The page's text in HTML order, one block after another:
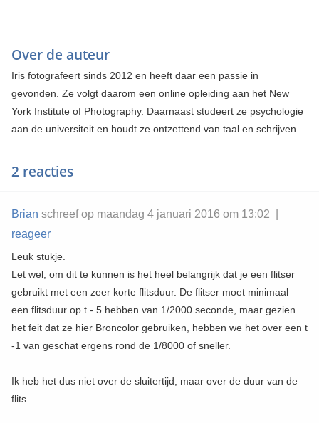
Over de auteur
Iris fotografeert sinds 2012 en heeft daar een passie in
gevonden. Ze volgt daarom een online opleiding aan het New
York Institute of Photography. Daarnaast studeert ze psychologie
aan de universiteit en houdt ze ontzettend van taal en schrijven.
2 reacties
Brian schreef op maandag 4 januari 2016 om 13:02 |
reageer
Leuk stukje.
Let wel, om dit te kunnen is het heel belangrijk dat je een flitser
gebruikt met een zeer korte flitsduur. De flitser moet minimaal
een flitsduur op t -.5 hebben van 1/2000 seconde, maar gezien
het feit dat ze hier Broncolor gebruiken, hebben we het over een t
-1 van geschat ergens rond de 1/8000 of sneller.
Ik heb het dus niet over de sluitertijd, maar over de duur van de
flits.